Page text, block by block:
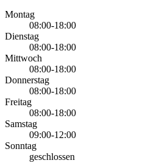
Montag
08:00-18:00
Dienstag
08:00-18:00
Mittwoch
08:00-18:00
Donnerstag
08:00-18:00
Freitag
08:00-18:00
Samstag
09:00-12:00
Sonntag
geschlossen